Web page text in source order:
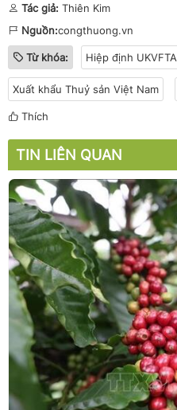
Tác giả: Thiên Kim
Nguồn:congthuong.vn
Từ khóa: Hiệp định UKVFTA
Xuất khẩu Thuỷ sản Việt Nam
Thích
TIN LIÊN QUAN